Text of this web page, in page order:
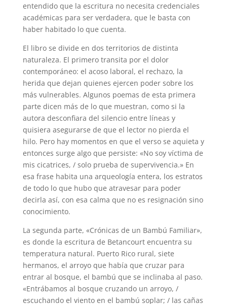
entendido que la escritura no necesita credenciales
académicas para ser verdadera, que le basta con
haber habitado lo que cuenta.
El libro se divide en dos territorios de distinta
naturaleza. El primero transita por el dolor
contemporáneo: el acoso laboral, el rechazo, la
herida que dejan quienes ejercen poder sobre los
más vulnerables. Algunos poemas de esta primera
parte dicen más de lo que muestran, como si la
autora desconfiara del silencio entre líneas y
quisiera asegurarse de que el lector no pierda el
hilo. Pero hay momentos en que el verso se aquieta y
entonces surge algo que persiste: «No soy víctima de
mis cicatrices, / solo prueba de supervivencia.» En
esa frase habita una arqueología entera, los estratos
de todo lo que hubo que atravesar para poder
decirla así, con esa calma que no es resignación sino
conocimiento.
La segunda parte, «Crónicas de un Bambú Familiar»,
es donde la escritura de Betancourt encuentra su
temperatura natural. Puerto Rico rural, siete
hermanos, el arroyo que había que cruzar para
entrar al bosque, el bambú que se inclinaba al paso.
«Entrábamos al bosque cruzando un arroyo, /
escuchando el viento en el bambú soplar; / las cañas